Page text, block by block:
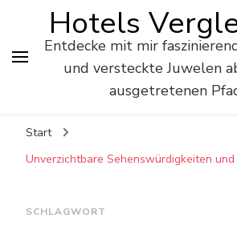
Hotels
Entdecke mit mir
und versteckte Juwelen
ausgetretenen
Start
Unverzichtbare Sehenswürdigkeiten
SCHLAGWORT